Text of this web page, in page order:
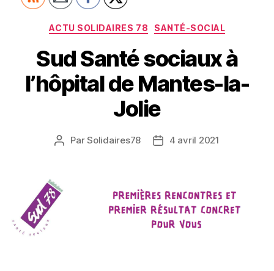
Catégories
ACTU SOLIDAIRES 78 SANTÉ-SOCIAL
Sud Santé sociaux à
l’hôpital de Mantes-la-
Jolie
Auteur
ParSolidaires78
Date4 avril 2021